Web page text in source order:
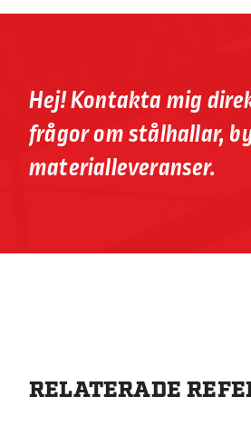
Hej! Kontakta mig
frågor om stålhallar,
materialleveranser.
RELATERADE